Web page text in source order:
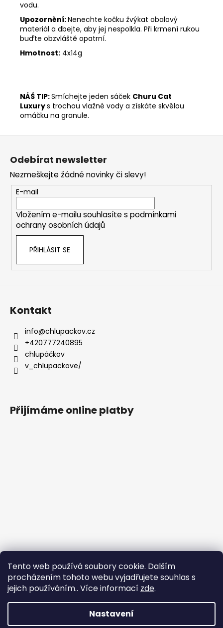
Tento web používá soubory cookie. Dalším
procházením tohoto webu vyjadřujete souhlas s
jejich používáním.. Více informací zde.
Nastavení
vodu.
Upozornění:Nenechte kočku žvýkat obalový
materiál a dbejte, aby jej nespolkla. Při krmení rukou
buďte obzvláště opatrní.
Hmotnost: 4x14g
NÁŠ TIP:Smíchejte jeden sáček Churu Cat
Luxurys trochou vlažné vody a získáte skvělou
omáčku na granule.
Z
Odebírat newsletter
Nezmeškejte žádné novinky či slevy!
E-mail
Vložením e-mailu souhlasíte s podmínkami
ochrany osobních údajů
PŘIHLÁSIT SE
Kontakt
info@chlupackov.cz
+420777240895
chlupáčkov
v_chlupackove/
Přijímáme online platby